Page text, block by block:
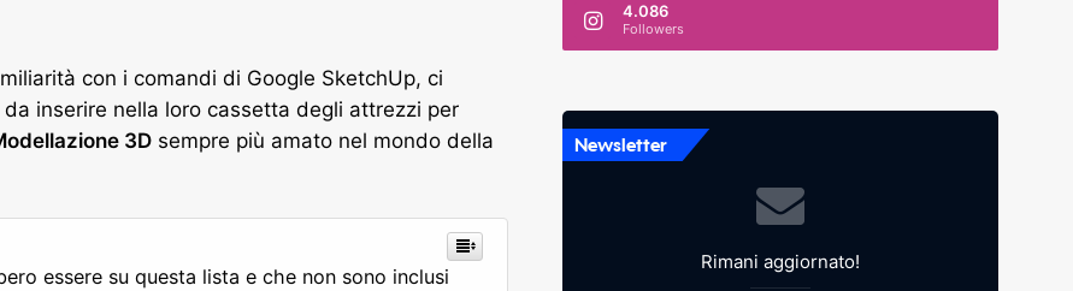
con i comandi di Google SketchUp, ci
inserire nella loro cassetta degli attrezzi per
3D sempre più amato nel mondo della
essere su questa lista e che non sono inclusi
4.086
Followers
Newsletter
Rimani aggiornato!